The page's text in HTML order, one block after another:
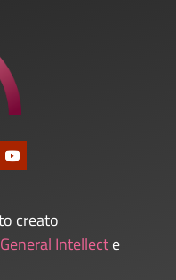
creato
Intellecte